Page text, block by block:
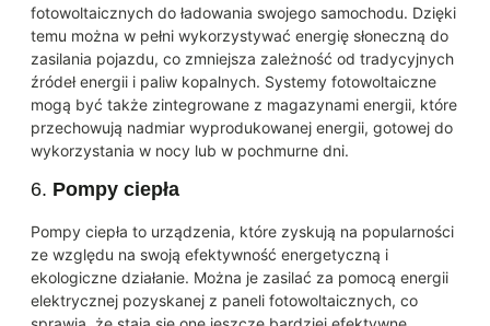
fotowoltaicznych do ładowania swojego samochodu. Dzięki
temu można w pełni wykorzystywać energię słoneczną do
zasilania pojazdu, co zmniejsza zależność od tradycyjnych
źródeł energii i paliw kopalnych. Systemy fotowoltaiczne
mogą być także zintegrowane z magazynami energii, które
przechowują nadmiar wyprodukowanej energii, gotowej do
wykorzystania w nocy lub w pochmurne dni.
6. Pompy ciepła
Pompy ciepła to urządzenia, które zyskują na popularności
ze względu na swoją efektywność energetyczną i
ekologiczne działanie. Można je zasilać za pomocą energii
elektrycznej pozyskanej z paneli fotowoltaicznych, co